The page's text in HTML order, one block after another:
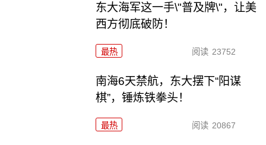
东大海军这一手\"普及牌\"，让美
西方彻底破防！
最热 阅读 23752
南海6天禁航，东大摆下“阳谋
棋”，锤炼铁拳头！
最热 阅读 20867